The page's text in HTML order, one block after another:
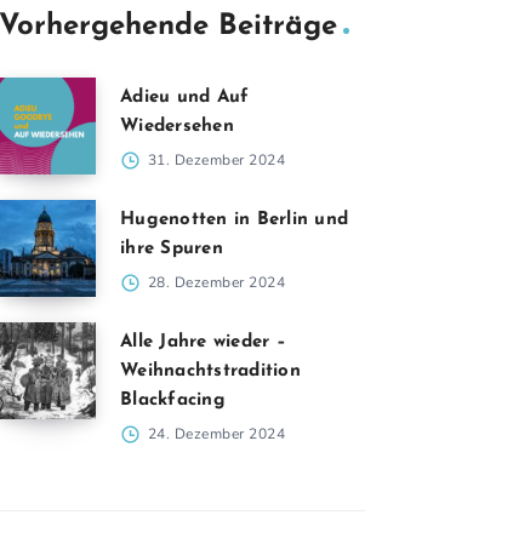
Vorhergehende Beiträge
Adieu und Auf
Wiedersehen
31. Dezember 2024
Hugenotten in Berlin und
ihre Spuren
28. Dezember 2024
Alle Jahre wieder –
Weihnachtstradition
Blackfacing
24. Dezember 2024